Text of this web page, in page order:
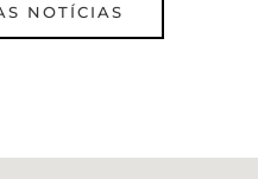
NOTÍCIAS